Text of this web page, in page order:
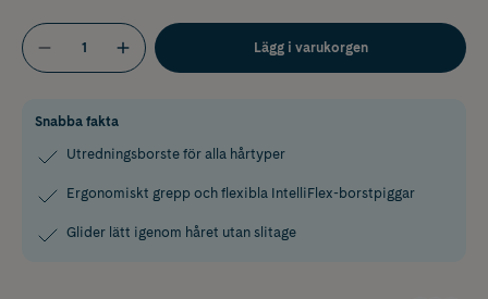
Lägg i varukorgen
Snabba fakta
Utredningsborste för alla hårtyper
Ergonomiskt grepp och flexibla IntelliFlex-borstpiggar
Glider lätt igenom håret utan slitage